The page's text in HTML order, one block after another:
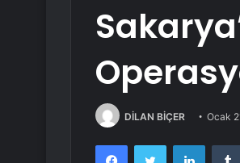
DİLAN BİÇER Ocak
FacebookTwitter